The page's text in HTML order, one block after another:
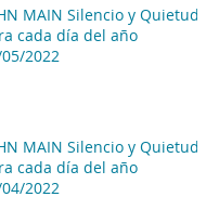
Silencio y Quietud
cada día del año
2022
Silencio y Quietud
cada día del año
2022